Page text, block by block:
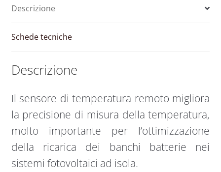
EP
quantità
Descrizione
Schede tecniche
Descrizione
Il sensore di temperatura remoto migliora
la precisione di misura della temperatura,
molto importante per l’ottimizzazione
della ricarica dei banchi batterie nei
sistemi fotovoltaici ad isola.